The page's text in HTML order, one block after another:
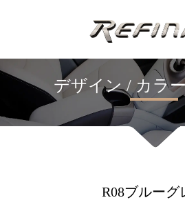
R08ブルーグ